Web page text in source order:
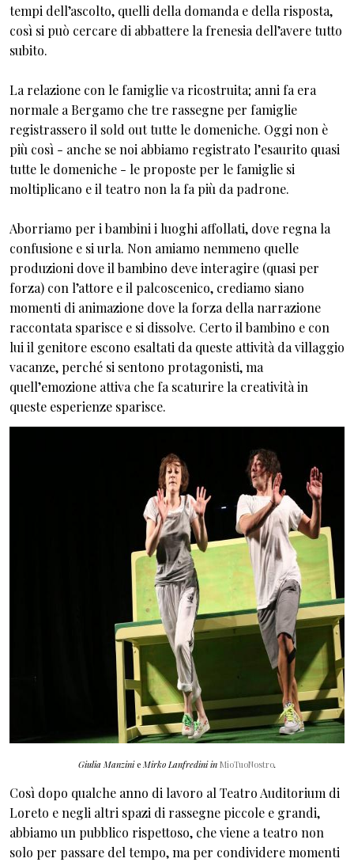
tempi dell’ascolto, quelli della domanda e della risposta,
così si può cercare di abbattere la frenesia dell’avere tutto
subito.
La relazione con le famiglie va ricostruita; anni fa era
normale a Bergamo che tre rassegne per famiglie
registrassero il sold out tutte le domeniche. Oggi non è
più così - anche se noi abbiamo registrato l’esaurito quasi
tutte le domeniche - le proposte per le famiglie si
moltiplicano e il teatro non la fa più da padrone.
Aborriamo per i bambini i luoghi affollati, dove regna la
confusione e si urla. Non amiamo nemmeno quelle
produzioni dove il bambino deve interagire (quasi per
forza) con l’attore e il palcoscenico, crediamo siano
momenti di animazione dove la forza della narrazione
raccontata sparisce e si dissolve. Certo il bambino e con
lui il genitore escono esaltati da queste attività da villaggio
vacanze, perché si sentono protagonisti, ma
quell’emozione attiva che fa scaturire la creatività in
queste esperienze sparisce.
Giulia Manzini eMirko Lanfredini in MioTuoNostro.
Così dopo qualche anno di lavoro al Teatro Auditorium di
Loreto e negli altri spazi di rassegne piccole e grandi,
abbiamo un pubblico rispettoso, che viene a teatro non
solo per passare del tempo, ma per condividere momenti